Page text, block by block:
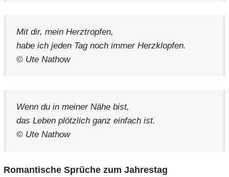
Mit dir, mein Herztropfen,
habe ich jeden Tag noch immer Herzklopfen.
© Ute Nathow
Wenn du in meiner Nähe bist,
das Leben plötzlich ganz einfach ist.
© Ute Nathow
Romantische Sprüche zum Jahrestag